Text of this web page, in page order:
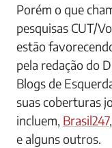
Porém o que
pesquisas CUT/
estão
pela redação do
Blogs de
suas coberturas
incluem, Brasil247,
e alguns outros.